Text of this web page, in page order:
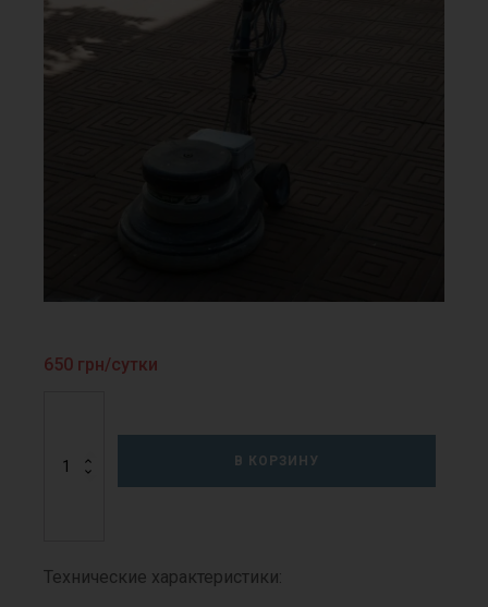
650 грн/сутки
однодисковая
В КОРЗИНУ
Технические характеристики: